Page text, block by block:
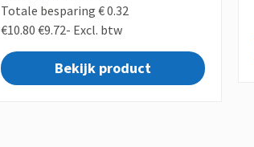
Totale besparing € 0.32
€10.80 €9.72- Excl. btw
Bekijk product